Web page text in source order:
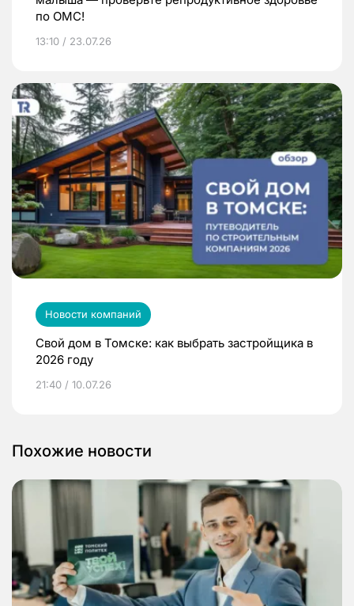
по ОМС!
13:10 / 23.07.26
Новости компаний
Свой дом в Томске: как выбрать застройщика в
2026 году
21:40 / 10.07.26
Похожие новости